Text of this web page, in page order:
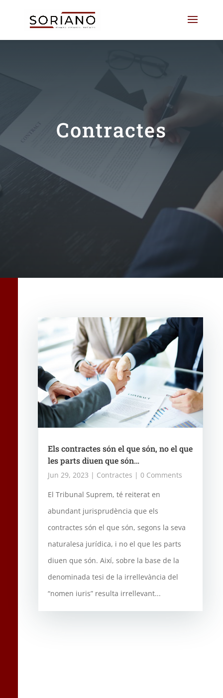
Contractes
Els contractes són el que són, no el que
les parts diuen que són…
Jun 29, 2023 | Contractes | 0 Comments
El Tribunal Suprem, té reiterat en
abundant jurisprudència que els
contractes són el que són, segons la seva
naturalesa jurídica, i no el que les parts
diuen que són. Així, sobre la base de la
denominada tesi de la irrellevància del
“nomen iuris” resulta irrellevant...